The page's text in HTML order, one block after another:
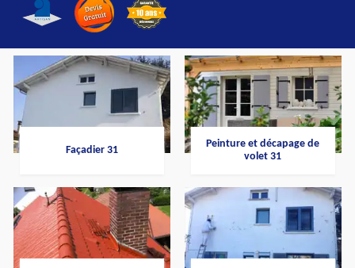
Façadier 31
Peinture et décapage de
volet 31